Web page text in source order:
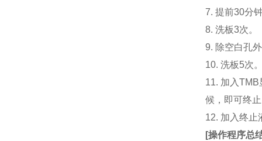
7. 提前30分
8. 洗板3次。
9. 除空白孔
10. 洗板5次
11. 加入
候，即可终
12. 加入终止
[操作程序总